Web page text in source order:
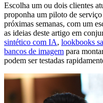
Escolha um ou dois clientes
proponha um piloto de
próximas semanas, com um
as ideias deste artigo em
sintético com IA, lookbooks
bancos de imagem para
podem ser testadas